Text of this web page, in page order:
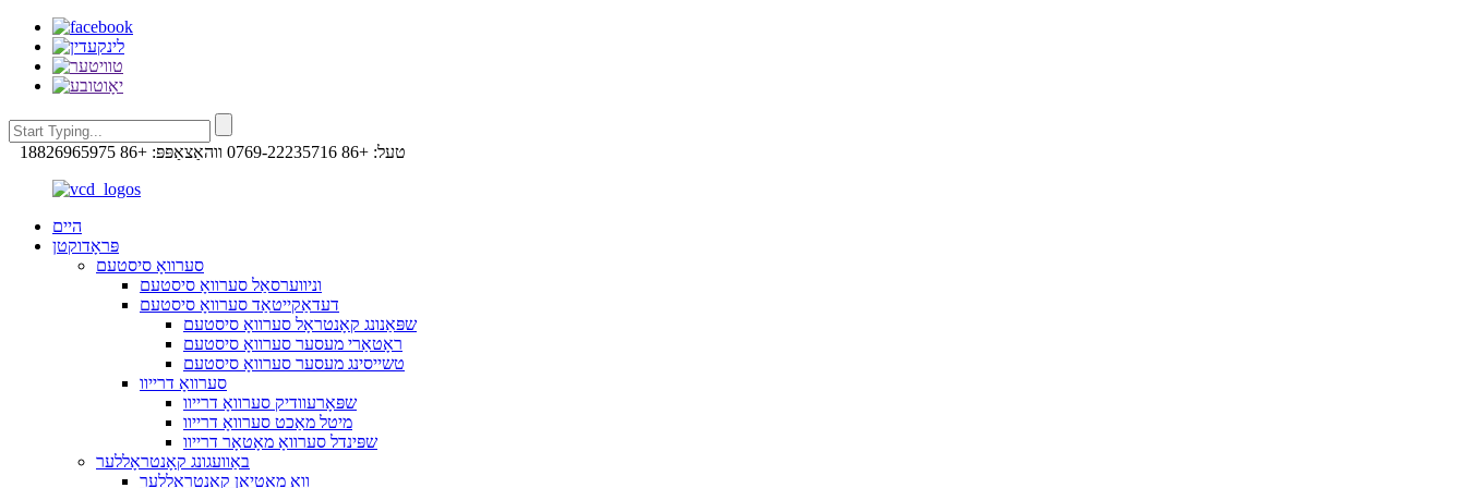
טעל: +86 0769-22235716 ווהאַצאַפּפּ: +86 18826965975
היים
פּראָדוקטן
סערוואָ סיסטעם
וניווערסאַל סערוואָ סיסטעם
דעדאַקייטאַד סערוואָ סיסטעם
שפּאַנונג קאָנטראָל סערוואָ סיסטעם
ראָטאַרי מעסער סערוואָ סיסטעם
טשייסינג מעסער סערוואָ סיסטעם
סערוואָ דרייוו
שפּאָרעוודיק סערוואָ דרייוו
מיטל מאַכט סערוואָ דרייוו
שפּינדל סערוואָ מאָטאָר דרייוו
באַוועגונג קאָנטראָללער
וואַ מאָטיאָן קאָנטראָללער